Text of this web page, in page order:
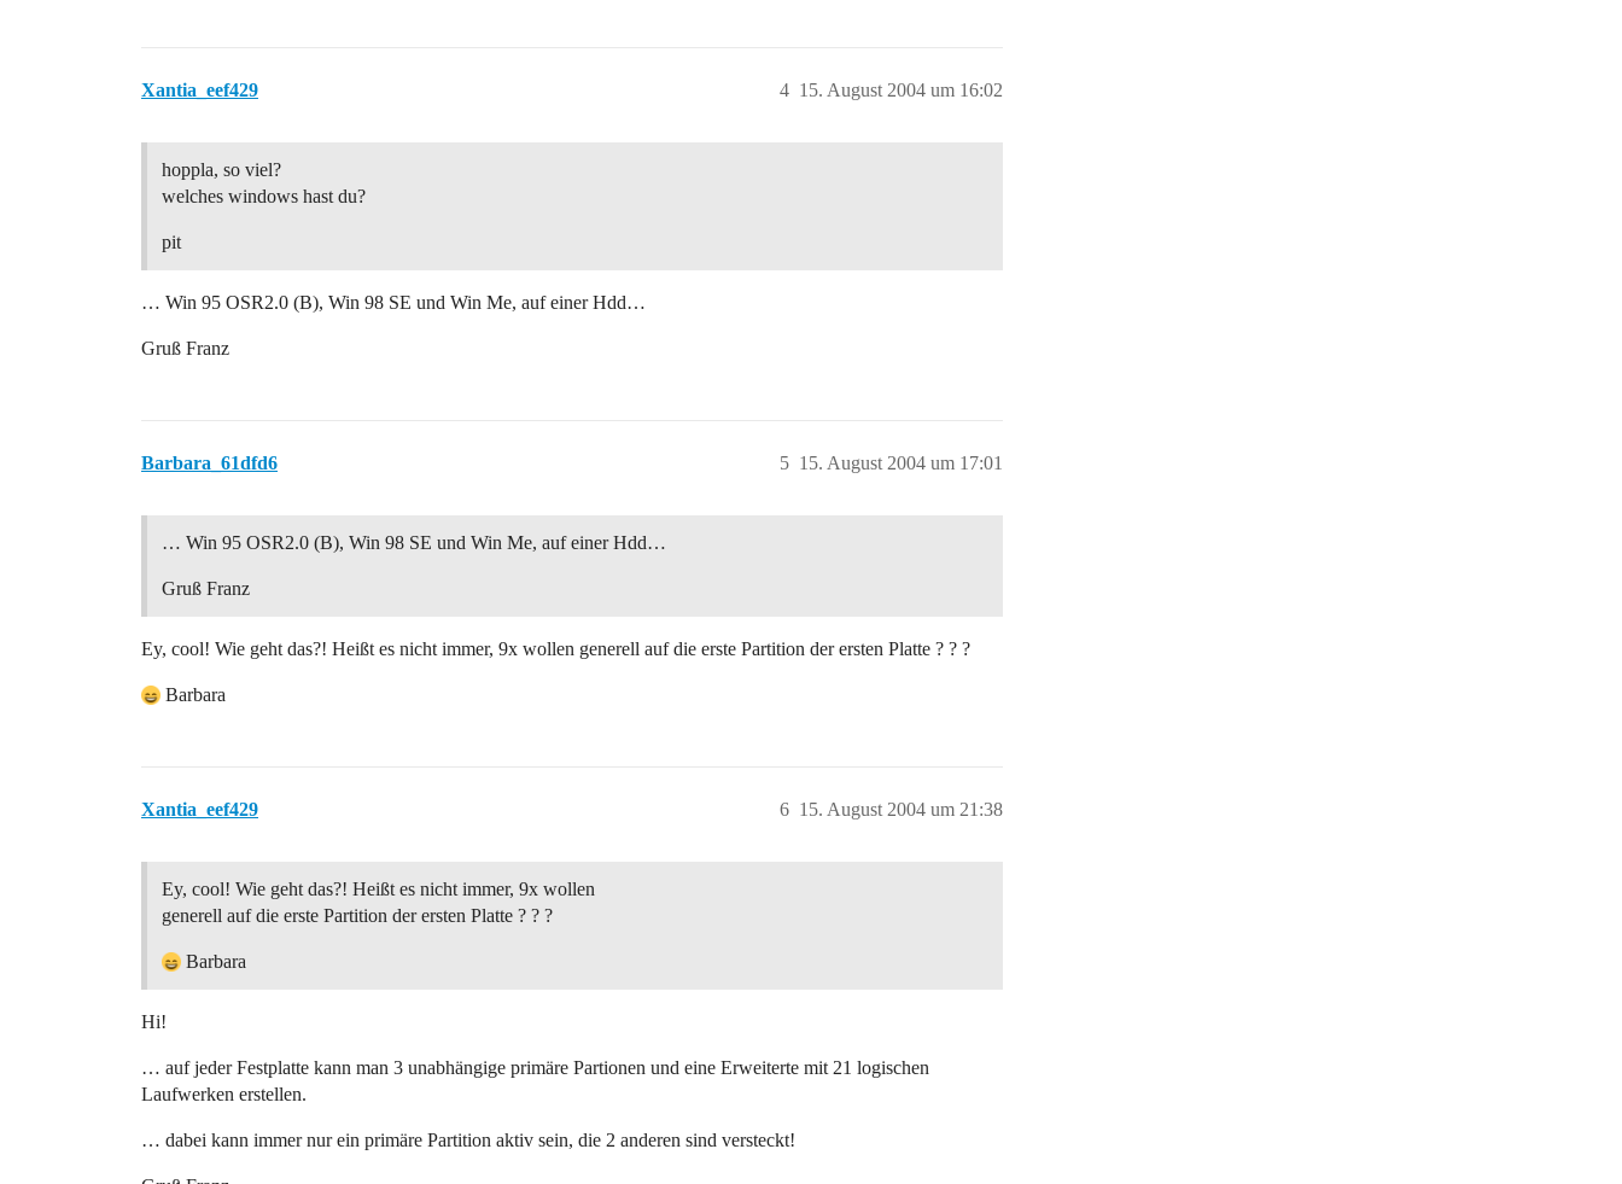
Xantia_eef429 15. August 2004 um 16:02
4
hoppla, so viel?
welches windows hast du?
pit
… Win 95 OSR2.0 (B), Win 98 SE und Win Me, auf einer Hdd…
Gruß Franz
Barbara_61dfd6 15. August 2004 um 17:01
5
… Win 95 OSR2.0 (B), Win 98 SE und Win Me, auf einer Hdd…
Gruß Franz
Ey, cool! Wie geht das?! Heißt es nicht immer, 9x wollen generell auf die erste Partition der ersten Platte ? ? ?
Barbara
Xantia_eef429 15. August 2004 um 21:38
6
Ey, cool! Wie geht das?! Heißt es nicht immer, 9x wollen
generell auf die erste Partition der ersten Platte ? ? ?
Barbara
Hi!
… auf jeder Festplatte kann man 3 unabhängige primäre Partionen und eine Erweiterte mit 21 logischen
Laufwerken erstellen.
… dabei kann immer nur ein primäre Partition aktiv sein, die 2 anderen sind versteckt!